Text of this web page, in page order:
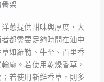
架
蔥提供甜味與厚度，大
都需要足夠時間在油中
如羅勒、牛至、百里香
廓。若使用乾燥香草，
若使用新鮮香草，則多